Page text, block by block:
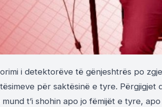
i detektorëve të gënjeshtrës po
për saktësinë e tyre. Përgjigjet
mund t’i shohin apo jo fëmijët e tyre,